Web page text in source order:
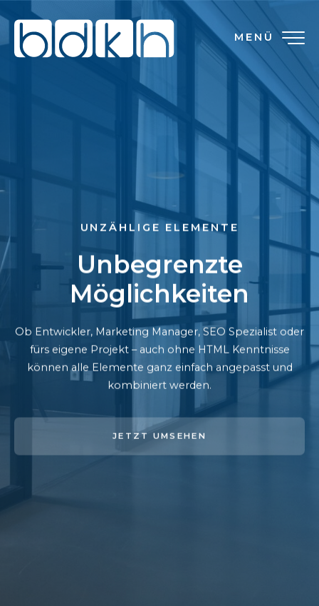
MENÜ
UNZÄHLIGE ELEMENTE
Unbegrenzte
Möglichkeiten
Ob Entwickler, Marketing Manager, SEO Spezialist oder
fürs eigene Projekt – auch ohne HTML Kenntnisse
können alle Elemente ganz einfach angepasst und
kombiniert werden.
JETZT UMSEHEN